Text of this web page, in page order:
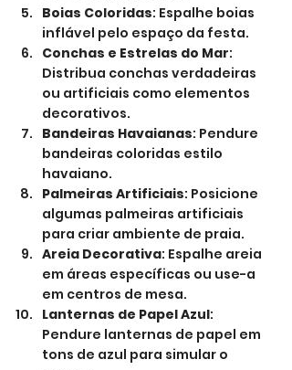
Boias Coloridas: Espalhe boias
inflável pelo espaço da festa.
Conchas e Estrelas do Mar:
Distribua conchas verdadeiras
ou artificiais como elementos
decorativos.
Bandeiras Havaianas: Pendure
bandeiras coloridas estilo
havaiano.
Palmeiras Artificiais: Posicione
algumas palmeiras artificiais
para criar ambiente de praia.
Areia Decorativa: Espalhe areia
em áreas específicas ou use-a
em centros de mesa.
Lanternas de Papel Azul:
Pendure lanternas de papel em
tons de azul para simular o